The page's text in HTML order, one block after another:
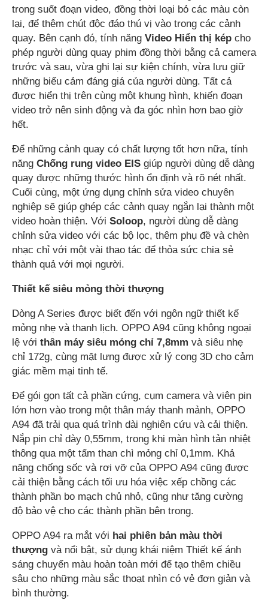
trong suốt đoạn video, đồng thời loại bỏ các màu còn
lại, để thêm chút độc đáo thú vị vào trong các cảnh
quay. Bên cạnh đó, tính năng Video Hiển thị kép cho
phép người dùng quay phim đồng thời bằng cả camera
trước và sau, vừa ghi lại sự kiện chính, vừa lưu giữ
những biểu cảm đáng giá của người dùng. Tất cả
được hiển thị trên cùng một khung hình, khiến đoạn
video trở nên sinh động và đa góc nhìn hơn bao giờ
hết.
Để những cảnh quay có chất lượng tốt hơn nữa, tính
năng Chống rung video EIS giúp người dùng dễ dàng
quay được những thước hình ổn định và rõ nét nhất.
Cuối cùng, một ứng dụng chỉnh sửa video chuyên
nghiệp sẽ giúp ghép các cảnh quay ngắn lại thành một
video hoàn thiện. Với Soloop, người dùng dễ dàng
chỉnh sửa video với các bộ lọc, thêm phụ đề và chèn
nhạc chỉ với một vài thao tác để thỏa sức chia sẻ
thành quả với mọi người.
Thiết kế siêu mỏng thời thượng
Dòng A Series được biết đến với ngôn ngữ thiết kế
mỏng nhẹ và thanh lịch. OPPO A94 cũng không ngoại
lệ với thân máy siêu mỏng chỉ 7,8mm và siêu nhẹ
chỉ 172g, cùng mặt lưng được xử lý cong 3D cho cảm
giác mềm mại tinh tế.
Để gói gọn tất cả phần cứng, cụm camera và viên pin
lớn hơn vào trong một thân máy thanh mảnh, OPPO
A94 đã trải qua quá trình dài nghiên cứu và cải thiện.
Nắp pin chỉ dày 0,55mm, trong khi màn hình tản nhiệt
thông qua một tấm than chì mỏng chỉ 0,1mm. Khả
năng chống sốc và rơi vỡ của OPPO A94 cũng được
cải thiện bằng cách tối ưu hóa việc xếp chồng các
thành phần bo mạch chủ nhỏ, cũng như tăng cường
độ bảo vệ cho các thành phần bên trong.
OPPO A94 ra mắt với hai phiên bản màu thời
thượng và nổi bật, sử dụng khái niệm Thiết kế ánh
sáng chuyển màu hoàn toàn mới để tạo thêm chiều
sâu cho những màu sắc thoạt nhìn có vẻ đơn giản và
bình thường.